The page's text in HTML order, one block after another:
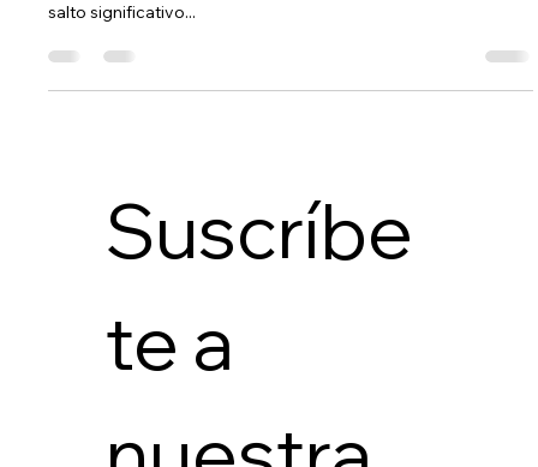
Suscríbe
En la búsqueda constante de opciones que nos permitan
mejorar la apariencia de nuestra piel, la tecnología ha dado un